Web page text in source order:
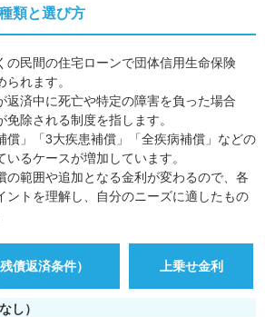
類と選び方
の民間の住宅ローンで団体信用生命保険
られます。
返済中に死亡や特定の障害を負った場合
除される制度を指します。
償」「3大疾患補償」「全疾病補償」などの
るケースが増加しています。
の範囲や追加となる金利が変わるので、各
ントを理解し、自分のニーズに適したもの
債返済条件） 上乗せ金利
し）